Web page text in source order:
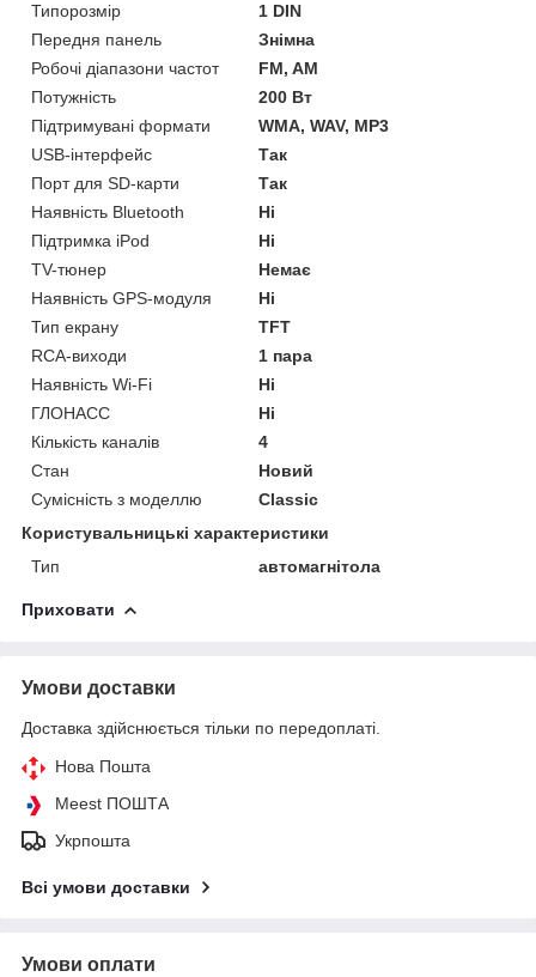
Типорозмір
1 DIN
Передня панель
Знімна
Робочі діапазони частот
FM, AM
Потужність
200 Вт
Підтримувані формати
WMA, WAV, MP3
USB-інтерфейс
Так
Порт для SD-карти
Так
Наявність Bluetooth
Ні
Підтримка iPod
Ні
TV-тюнер
Немає
Наявність GPS-модуля
Ні
Тип екрану
TFT
RCA-виходи
1 пара
Наявність Wi-Fi
Ні
ГЛОНАСС
Ні
Кількість каналів
4
Стан
Новий
Сумісність з моделлю
Classic
Користувальницькі характеристики
Тип
автомагнітола
Приховати
Умови доставки
Доставка здійснюється тільки по передоплаті.
Нова Пошта
Meest ПОШТА
Укрпошта
Всі умови доставки
Умови оплати